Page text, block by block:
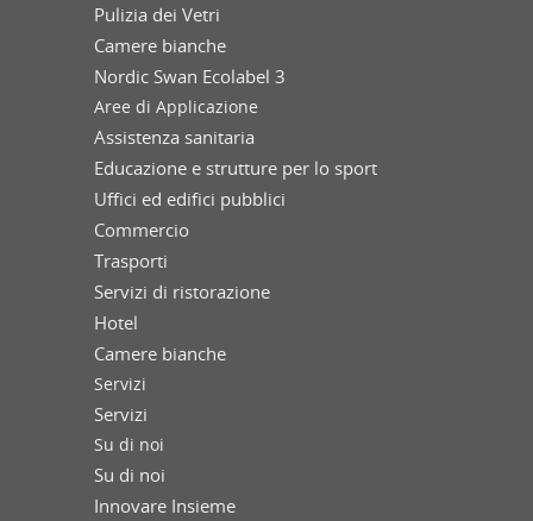
Pulizia dei Vetri
Camere bianche
Nordic Swan Ecolabel 3
Aree di Applicazione
Assistenza sanitaria
Educazione e strutture per lo sport
Uffici ed edifici pubblici
Commercio
Trasporti
Servizi di ristorazione
Hotel
Camere bianche
Servizi
Servizi
Su di noi
Su di noi
Innovare Insieme